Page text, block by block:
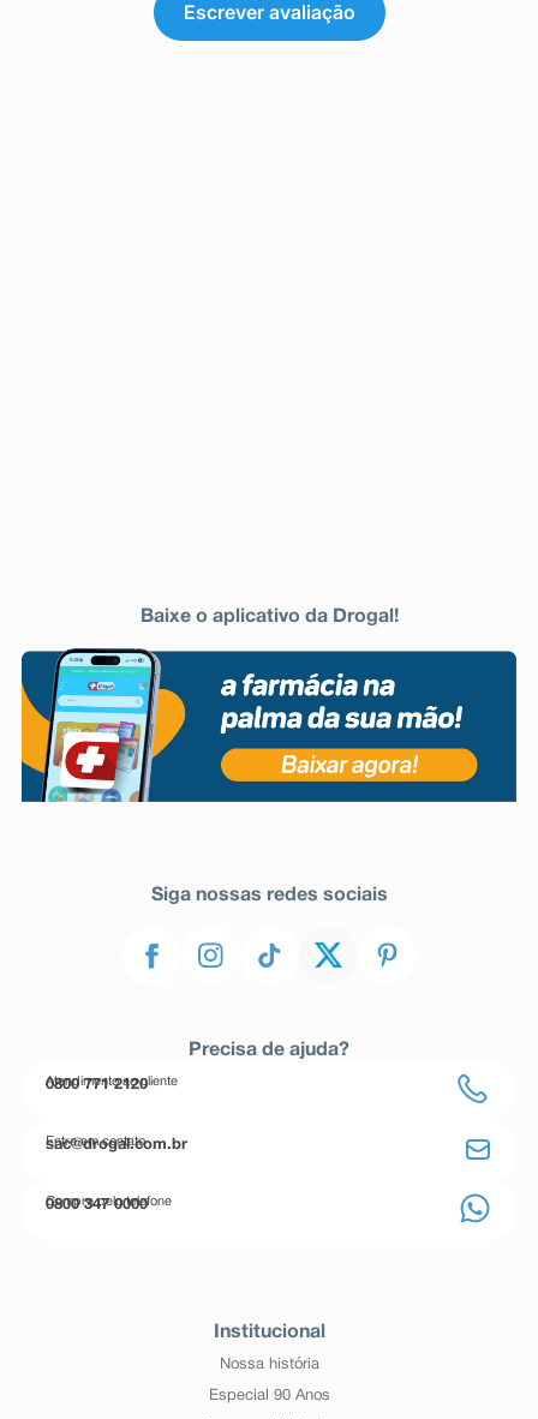
Escrever avaliação
Baixe o aplicativo da Drogal!
Siga nossas redes sociais
Precisa de ajuda?
Atendimento ao cliente
0800 771 2120
Entre em contato
sac@drogal.com.br
Compre pelo telefone
0800 347 0000
Institucional
Nossa história
Especial 90 Anos